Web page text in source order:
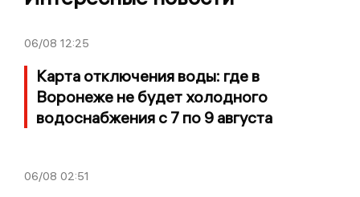
06/08 12:25
Карта отключения воды: где в
Воронеже не будет холодного
водоснабжения с 7 по 9 августа
06/08 02:51